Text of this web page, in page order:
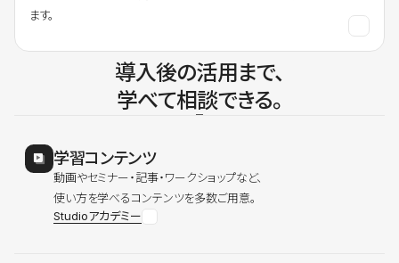
ます。
導入後の活用まで、
学べて相談できる。
学習コンテンツ
動画やセミナー・記事・ワークショップなど、
使い方を学べるコンテンツを多数ご用意。
Studioアカデミー